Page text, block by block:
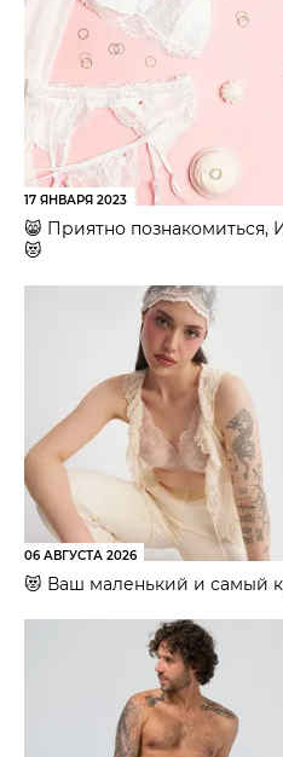
17 ЯНВАРЯ 2023
😸 Приятно познакомиться,
😻
06 АВГУСТА 2026
😻 Ваш маленький и самый